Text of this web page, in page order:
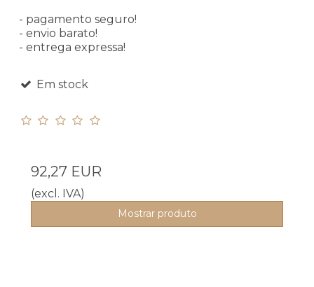
- pagamento seguro!
- envio barato!
- entrega expressa!
Em stock
92,27 EUR
(excl. IVA)
Mostrar produto